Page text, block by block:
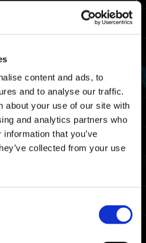
content and ads, to
and to analyse our traffic.
about your use of our site with
and analytics partners who
that you’ve
collected from your use
～ 09/01 2024 02:59
～ 01/08 2024 18:59
延長一週至本週。